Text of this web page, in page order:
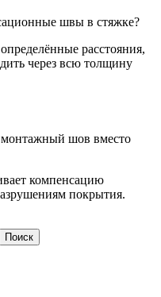
швы в стяжке?
расстояния,
через всю толщину
шов вместо
компенсацию
покрытия.
Поиск